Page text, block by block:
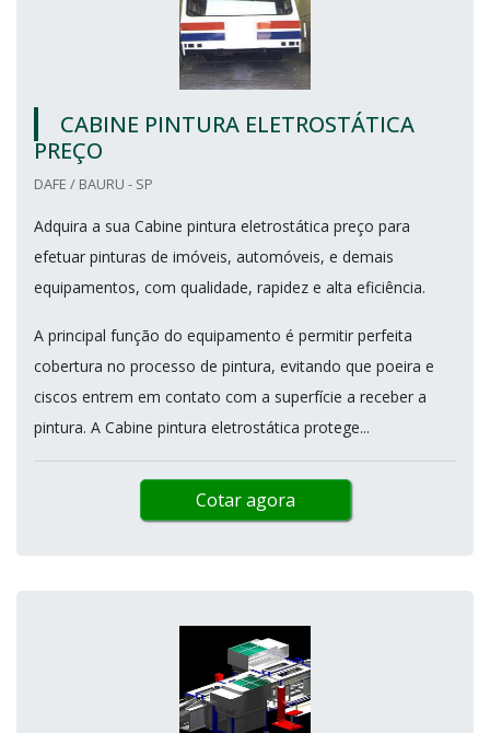
CABINE PINTURA ELETROSTÁTICA
PREÇO
DAFE / BAURU - SP
Adquira a sua Cabine pintura eletrostática preço para
efetuar pinturas de imóveis, automóveis, e demais
equipamentos, com qualidade, rapidez e alta eficiência.
A principal função do equipamento é permitir perfeita
cobertura no processo de pintura, evitando que poeira e
ciscos entrem em contato com a superfície a receber a
pintura. A Cabine pintura eletrostática protege...
Cotar agora